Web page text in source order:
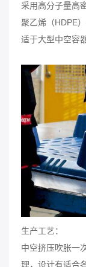
采用高分子量高
聚乙烯（HDPE
适于大型中空容
生产工艺：
中空挤压吹胀一
理，设计有适合